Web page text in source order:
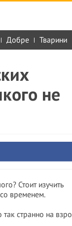
Добре Тварини
не
Стоит изучить
временем.
странно на